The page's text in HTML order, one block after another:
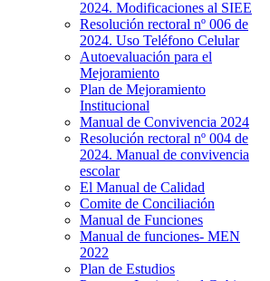
2024. Modificaciones al SIEE
Resolución rectoral nº 006 de
2024. Uso Teléfono Celular
Autoevaluación para el
Mejoramiento
Plan de Mejoramiento
Institucional
Manual de Convivencia 2024
Resolución rectoral nº 004 de
2024. Manual de convivencia
escolar
El Manual de Calidad
Comite de Conciliación
Manual de Funciones
Manual de funciones- MEN
2022
Plan de Estudios